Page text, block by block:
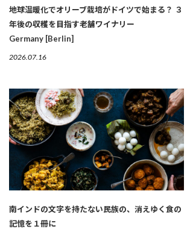
地球温暖化でオリーブ栽培がドイツで始まる？ ３
年後の収穫を目指す老舗ワイナリー
Germany [Berlin]
2026.07.16
南インドの文字を持たない民族の、消えゆく食の
記憶を１冊に